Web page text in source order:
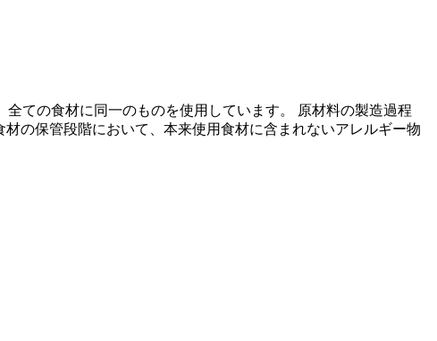
ての食材に同一のものを使用しています。 原材料の製造過程
の保管段階において、本来使用食材に含まれないアレルギー物